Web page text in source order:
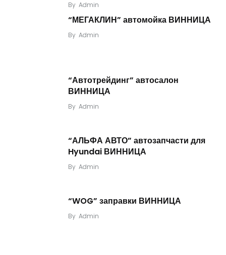
By Admin
“МЕГАКЛИН” автомойка ВИННИЦА
By Admin
“Автотрейдинг” автосалон
ВИННИЦА
By Admin
“АЛЬФА АВТО” автозапчасти для
Hyundai ВИННИЦА
By Admin
“WOG” заправки ВИННИЦА
By Admin